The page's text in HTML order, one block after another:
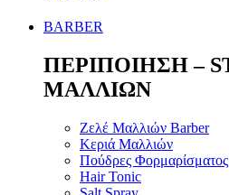
BARBER
ΠΕΡΙΠΟΙΗΣΗ –
ΜΑΛΛΙΩΝ
Ζελέ Μαλλιών Barber
Κεριά Μαλλιών
Πούδρες Φορμαρίσματος
Hair Tonic